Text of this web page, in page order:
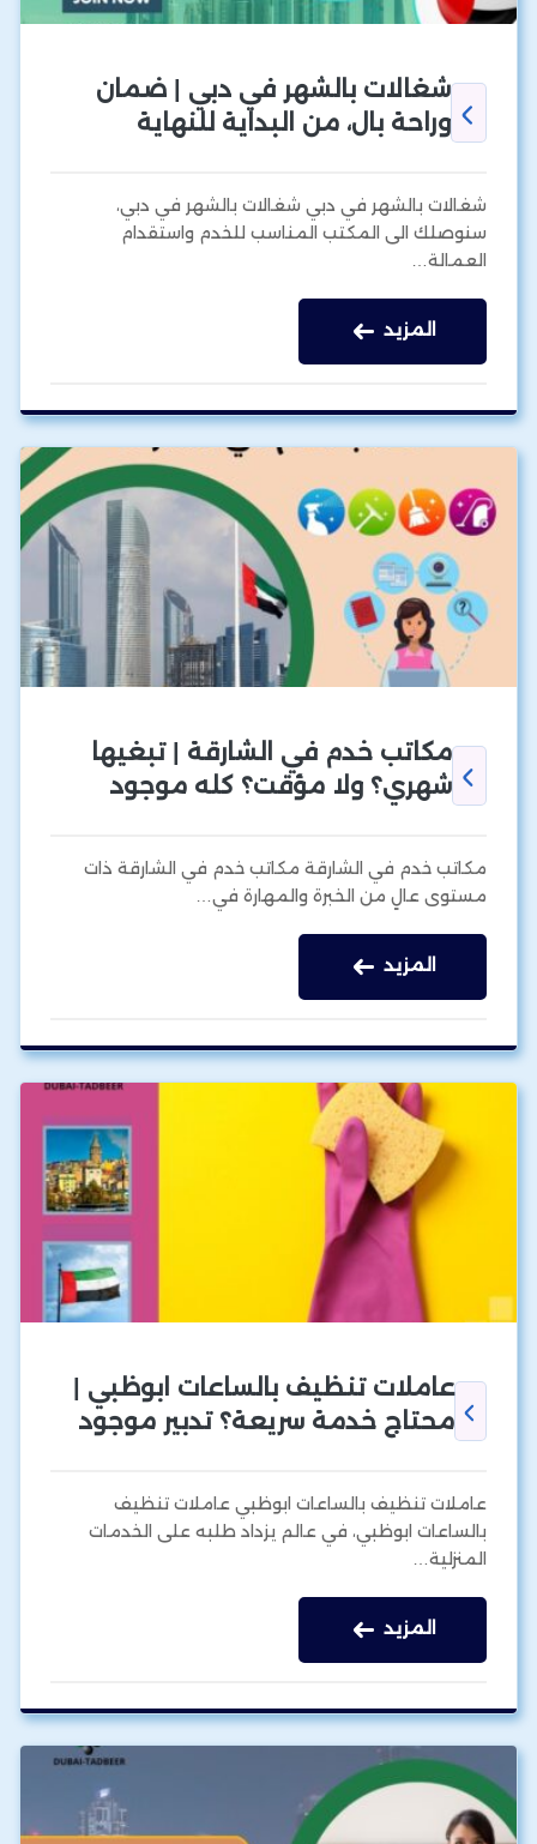
شغالات بالشهر في دبي | ضمان
وراحة بال، من البداية للنهاية
شغالات بالشهر في دبي شغالات بالشهر في دبي،
سنوصلك الى المكتب المناسب للخدم واستقدام
العمالة…
المزيد
مكاتب خدم في الشارقة | تبغيها
شهري؟ ولا مؤقت؟ كله موجود
مكاتب خدم في الشارقة مكاتب خدم في الشارقة ذات
مستوى عالٍ من الخبرة والمهارة في…
المزيد
عاملات تنظيف بالساعات ابوظبي |
محتاج خدمة سريعة؟ تدبير موجود
عاملات تنظيف بالساعات ابوظبي عاملات تنظيف
بالساعات ابوظبي، في عالم يزداد طلبه على الخدمات
المنزلية…
المزيد